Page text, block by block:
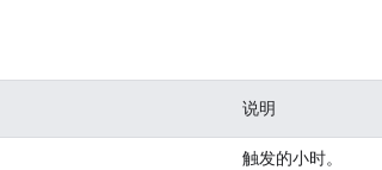
说明
触发的小时。